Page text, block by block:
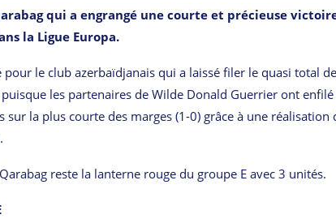
qui a engrangé une courte et précieuse
la Ligue Europa.
pour le club azerbaïdjanais qui a laissé filer le quasi total
les partenaires de Wilde Donald Guerrier ont
la plus courte des marges (1-0) grâce à une
reste la lanterne rouge du groupe E avec 3 unités.